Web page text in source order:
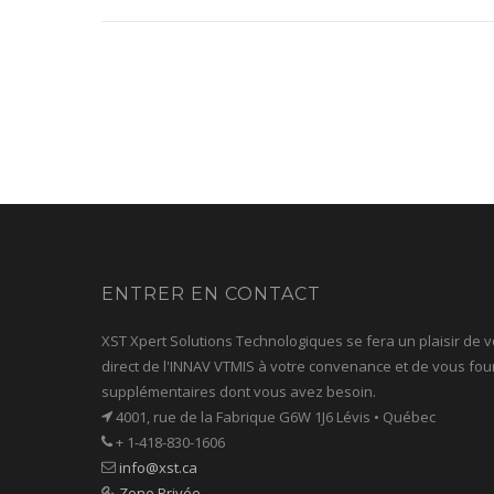
ENTRER EN CONTACT
XST Xpert Solutions Technologiques se fera un plaisir de
direct de l'INNAV VTMIS à votre convenance et de vous
supplémentaires dont vous avez besoin.
4001, rue de la Fabrique G6W 1J6 Lévis • Québec
+ 1-418-830-1606
info@xst.ca